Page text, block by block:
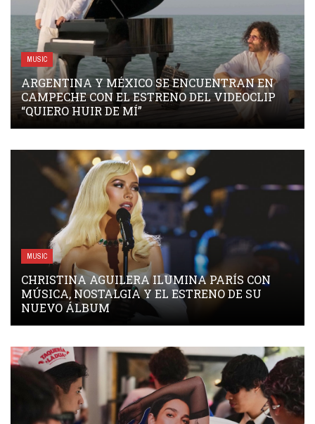
MUSIC
ARGENTINA Y MÉXICO SE ENCUENTRAN EN
CAMPECHE CON EL ESTRENO DEL VIDEOCLIP
“QUIERO HUIR DE MÍ”
MUSIC
CHRISTINA AGUILERA ILUMINA PARÍS CON
MÚSICA, NOSTALGIA Y EL ESTRENO DE SU
NUEVO ÁLBUM